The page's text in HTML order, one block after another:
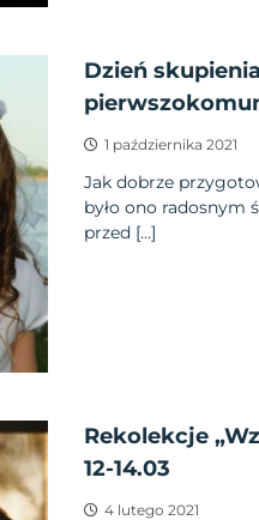
Dzień
1 października 2021
Jak dobrze
było ono radosnym
przed […]
Rekolekcje
12-14.03
4 lutego 2021